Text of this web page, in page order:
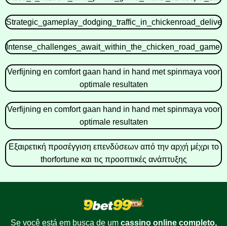
Verfijning en comfort gaan hand in hand met spinmaya voor
optimale resultaten
Verfijning en comfort gaan hand in hand met spinmaya voor
optimale resultaten
Εξαιρετική προσέγγιση επενδύσεων από την αρχή μέχρι το
thorfortune και τις προοπτικές ανάπτυξης
Se você está em busca de um cassino online completo,